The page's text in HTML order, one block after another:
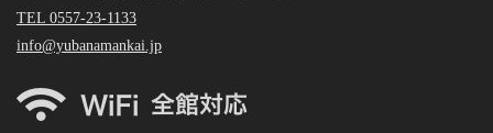
TEL 0557-23-1133
info@yubanamankai.jp